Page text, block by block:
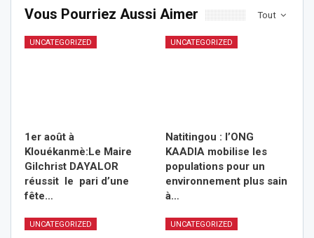
Tout
Vous Pourriez Aussi Aimer
UNCATEGORIZED
1er août à
Klouékanmè:Le Maire
Gilchrist DAYALOR
réussit le pari d’une
fête…
UNCATEGORIZED
Natitingou : l’ONG
KAADIA mobilise les
populations pour un
environnement plus sain
à…
UNCATEGORIZED UNCATEGORIZED